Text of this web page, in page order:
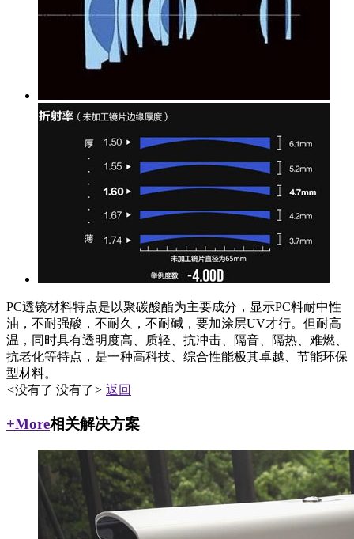
PC透镜材料特点是以聚碳酸酯为主要成分，显示PC料耐中性
油，不耐强酸，不耐久，不耐碱，要加涂层UV才行。但耐高
温，同时具有透明度高、质轻、抗冲击、隔音、隔热、难燃、
抗老化等特点，是一种高科技、综合性能极其卓越、节能环保
型材料。
<没有了 没有了> 返回
+More相关解决方案